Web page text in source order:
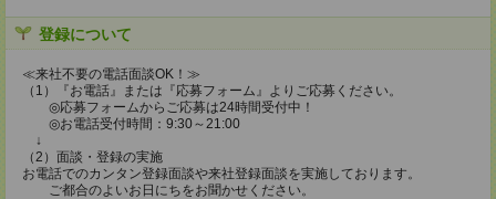
登録について
≪来社不要の電話面談OK！≫
（1）『お電話』または『応募フォーム』よりご応募ください。
◎応募フォームからご応募は24時間受付中！
◎お電話受付時間：9:30～21:00
↓
（2）面談・登録の実施
お電話でのカンタン登録面談や来社登録面談を実施しております。
ご都合のよいお日にちをお聞かせください。